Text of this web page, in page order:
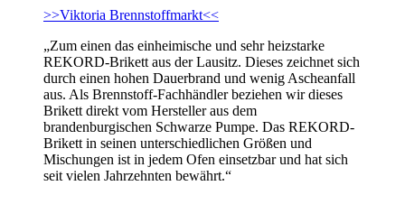
>>Viktoria Brennstoffmarkt<<
„Zum einen das einheimische und sehr heizstarke
REKORD-Brikett aus der Lausitz. Dieses zeichnet sich
durch einen hohen Dauerbrand und wenig Ascheanfall
aus. Als Brennstoff-Fachhändler beziehen wir dieses
Brikett direkt vom Hersteller aus dem
brandenburgischen Schwarze Pumpe. Das REKORD-
Brikett in seinen unterschiedlichen Größen und
Mischungen ist in jedem Ofen einsetzbar und hat sich
seit vielen Jahrzehnten bewährt.“